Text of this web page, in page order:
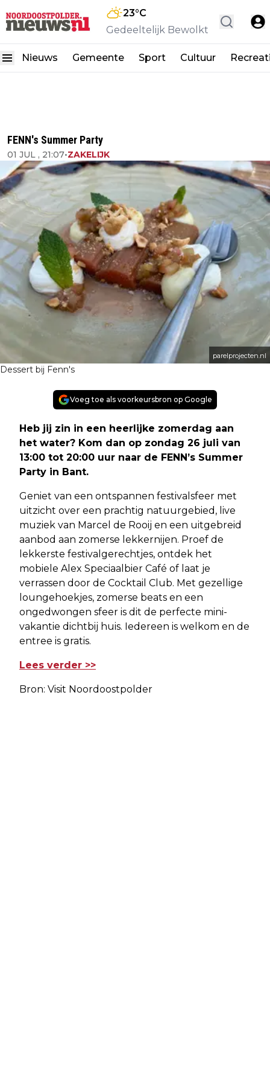
23°C
Gedeeltelijk Bewolkt
Nieuws Gemeente Sport Cultuur
FENN's Summer Party
01 JUL , 21:07•ZAKELIJK
parelprojecten.nl
Dessert bij Fenn's
Voeg toe als voorkeursbron op Google
Heb jij zin in een heerlijke zomerdag aan
het water? Kom dan op zondag 26 juli van
13:00 tot 20:00 uur naar de FENN’s Summer
Party in Bant.
Geniet van een ontspannen festivalsfeer met
uitzicht over een prachtig natuurgebied, live
muziek van Marcel de Rooij en een uitgebreid
aanbod aan zomerse lekkernijen. Proef de
lekkerste festivalgerechtjes, ontdek het
mobiele Alex Speciaalbier Café of laat je
verrassen door de Cocktail Club. Met gezellige
loungehoekjes, zomerse beats en een
ongedwongen sfeer is dit de perfecte mini-
vakantie dichtbij huis. Iedereen is welkom en de
entree is gratis.
Lees verder >>
Bron: Visit Noordoostpolder